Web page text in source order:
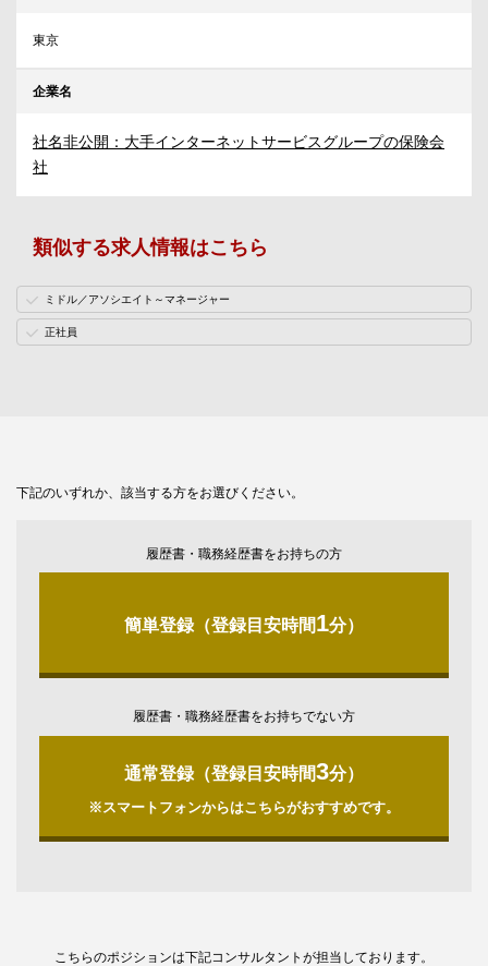
東京
企業名
社名非公開：大手インターネットサービスグループの保険会
社
類似する求人情報はこちら
ミドル／アソシエイト～マネージャー
正社員
下記のいずれか、該当する方をお選びください。
履歴書・職務経歴書をお持ちの方
簡単登録（登録目安時間1分）
履歴書・職務経歴書をお持ちでない方
通常登録（登録目安時間3分）
※スマートフォンからはこちらがおすすめです。
こちらのポジションは下記コンサルタントが担当しております。